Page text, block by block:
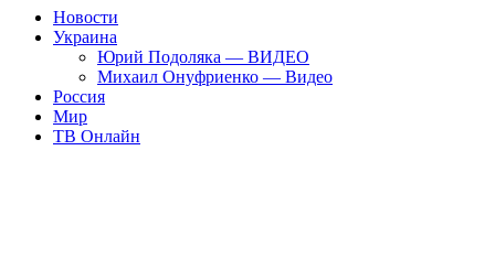
Новости
Украина
Юрий Подоляка — ВИДЕО
Михаил Онуфриенко — Видео
Россия
Мир
ТВ Онлайн